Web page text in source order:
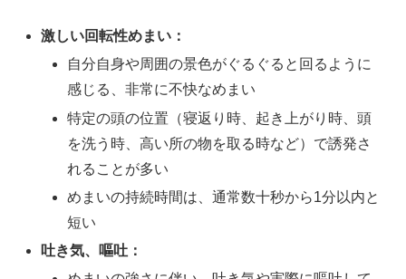
激しい回転性めまい：
自分自身や周囲の景色がぐるぐると回るように
感じる、非常に不快なめまい
特定の頭の位置（寝返り時、起き上がり時、頭
を洗う時、高い所の物を取る時など）で誘発さ
れることが多い
めまいの持続時間は、通常数十秒から1分以内と
短い
吐き気、嘔吐：